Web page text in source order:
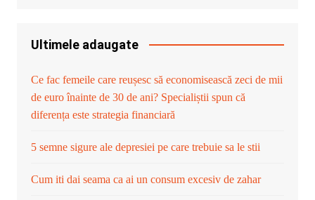
Ultimele adaugate
Ce fac femeile care reușesc să economisească zeci de mii
de euro înainte de 30 de ani? Specialiștii spun că
diferența este strategia financiară
5 semne sigure ale depresiei pe care trebuie sa le stii
Cum iti dai seama ca ai un consum excesiv de zahar